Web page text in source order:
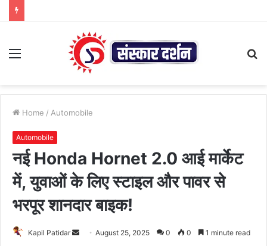
Menu
Home / Automobile
Automobile
नई Honda Hornet 2.0 आई मार्केट
में, युवाओं के लिए स्टाइल और पावर से
भरपूर शानदार बाइक!
Kapil Patidar
Send August 25, 2025 0 0 1 minute read